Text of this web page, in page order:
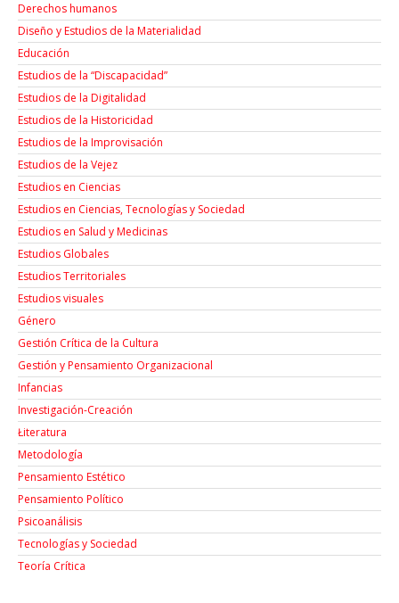
Derechos humanos
Diseño y Estudios de la Materialidad
Educación
Estudios de la “Discapacidad”
Estudios de la Digitalidad
Estudios de la Historicidad
Estudios de la Improvisación
Estudios de la Vejez
Estudios en Ciencias
Estudios en Ciencias, Tecnologías y Sociedad
Estudios en Salud y Medicinas
Estudios Globales
Estudios Territoriales
Estudios visuales
Género
Gestión Crítica de la Cultura
Gestión y Pensamiento Organizacional
Infancias
Investigación-Creación
Łiteratura
Metodología
Pensamiento Estético
Pensamiento Político
Psicoanálisis
Tecnologías y Sociedad
Teoría Crítica